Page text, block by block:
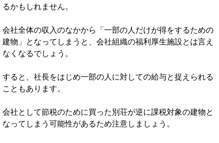
るかもしれません。
会社全体の収入のなかから「一部の人だけが得をするための
建物」となってしまうと、会社組織の福利厚生施設とは言え
なくなるでしょう。
すると、社長をはじめ一部の人に対しての給与と捉えられる
こともあります。
会社として節税のために買った別荘が逆に課税対象の建物と
なってしまう可能性があるため注意しましょう。